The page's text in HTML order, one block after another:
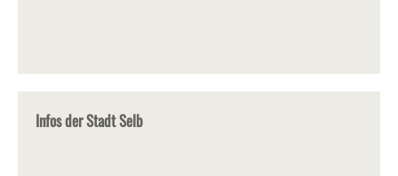
Infos der Stadt Selb